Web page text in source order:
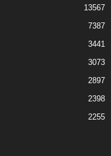
13567
7387
3441
3073
2897
2398
2255